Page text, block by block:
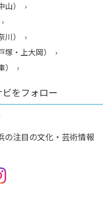
）
）
・上大岡）
をフォロー
の注目の文化・芸術情報